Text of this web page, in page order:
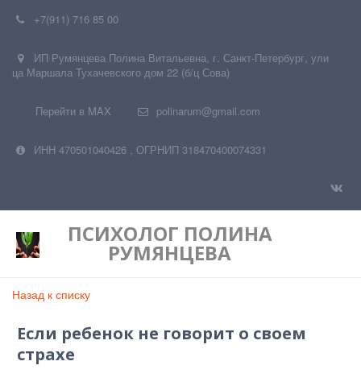
+7(911) 716 85 00
ИП Румянцева Полина Витальевна, г. Санкт-Петербург, ули
ца Маршала Тухачевского дом 22 (б/ц Сова)
Перейти в MAX polinarum@gmail.com
ИНН 470501040426 , ОГРНИП 318470400074331
ПСИХОЛОГ ПОЛИНА
РУМЯНЦЕВА
Назад к списку
Если ребенок не говорит о своем
страхе